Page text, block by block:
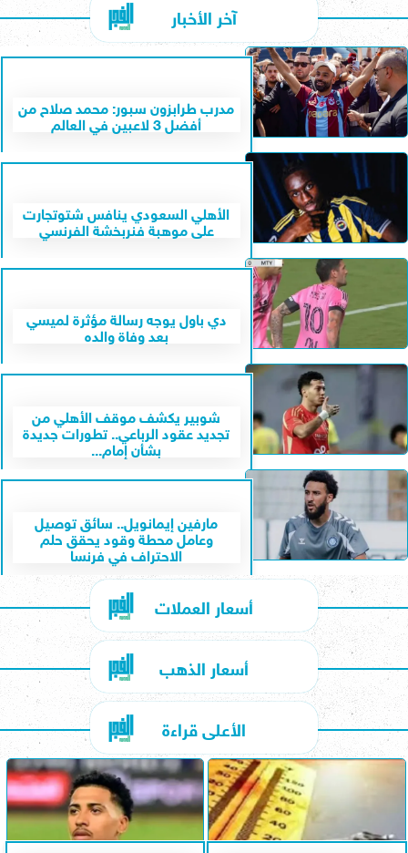
آخر الأخبار
مدرب طرابزون سبور: محمد صلاح من
أفضل 3 لاعبين في العالم
الأهلي السعودي ينافس شتوتجارت
على موهبة فنربخشة الفرنسي
دي باول يوجه رسالة مؤثرة لميسي
بعد وفاة والده
شوبير يكشف موقف الأهلي من
تجديد عقود الرباعي.. تطورات جديدة
بشأن إمام...
مارفين إيمانويل.. سائق توصيل
وعامل محطة وقود يحقق حلم
الاحتراف في فرنسا
أسعار العملات
أسعار الذهب
الأعلى قراءة